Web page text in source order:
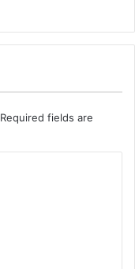
Required fields are